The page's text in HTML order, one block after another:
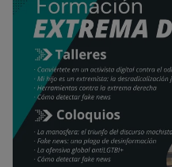
Opciones de cookies
Rechazar cookies